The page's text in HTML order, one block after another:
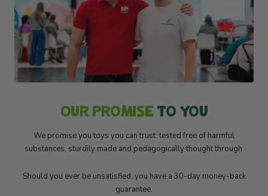
OUR PROMISETO YOU
We promise you toys you can trust: tested free of harmful
substances, sturdily made and pedagogically thought through.
Should you ever be unsatisfied, you have a 30-day money-back
guarantee.